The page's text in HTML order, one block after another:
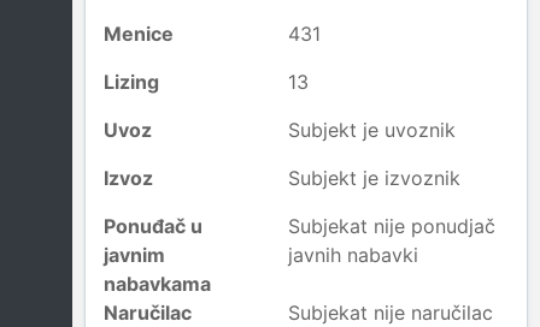
Menice
431
Lizing
13
Uvoz
Subjekt je uvoznik
Izvoz
Subjekt je izvoznik
Ponuđač u
javnim
nabavkama
Subjekat nije ponudjač
javnih nabavki
Naručilac
Subjekat nije naručilac